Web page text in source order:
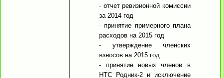
- отчет ревизионной комиссии
за 2014 год
- принятие примерного плана
расходов на 2015 год
- утверждение членских
взносов на 2015 год
- принятие новых членов в
НТС Родник-2 и исключение